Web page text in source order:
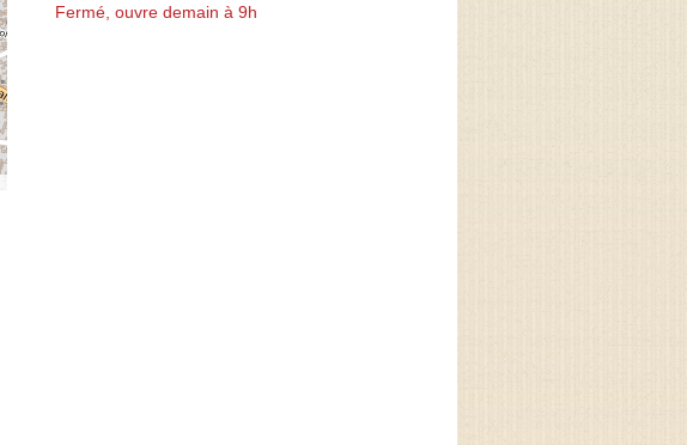
Fermé, ouvre demain à 9h